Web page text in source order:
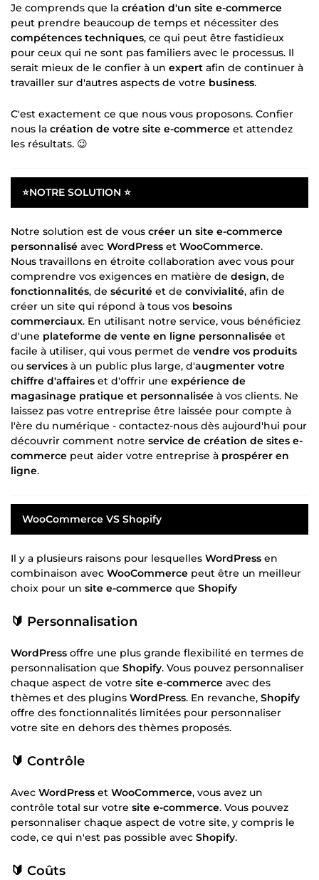
Je comprends que la création d'un site e-commerce
peut prendre beaucoup de temps et nécessiter des
compétences techniques, ce qui peut être fastidieux
pour ceux qui ne sont pas familiers avec le processus. Il
serait mieux de le confier à un expert afin de continuer à
travailler sur d'autres aspects de votre business.
C'est exactement ce que nous vous proposons. Confier
nous la création de votre site e-commerce et attendez
les résultats. 😉
⭐NOTRE SOLUTION ⭐
Notre solution est de vous créer un site e-commerce
personnalisé avec WordPress et WooCommerce.
Nous travaillons en étroite collaboration avec vous pour
comprendre vos exigences en matière de design, de
fonctionnalités, de sécurité et de convivialité, afin de
créer un site qui répond à tous vos besoins
commerciaux. En utilisant notre service, vous bénéficiez
d'une plateforme de vente en ligne personnalisée et
facile à utiliser, qui vous permet de vendre vos produits
ou services à un public plus large, d'augmenter votre
chiffre d'affaires et d'offrir une expérience de
magasinage pratique et personnalisée à vos clients. Ne
laissez pas votre entreprise être laissée pour compte à
l'ère du numérique - contactez-nous dès aujourd'hui pour
découvrir comment notre service de création de sites e-
commerce peut aider votre entreprise à prospérer en
ligne.
WooCommerce VS Shopify
Il y a plusieurs raisons pour lesquelles WordPress en
combinaison avec WooCommerce peut être un meilleur
choix pour un site e-commerce que Shopify
🔰 Personnalisation
WordPress offre une plus grande flexibilité en termes de
personnalisation que Shopify. Vous pouvez personnaliser
chaque aspect de votre site e-commerce avec des
thèmes et des plugins WordPress. En revanche, Shopify
offre des fonctionnalités limitées pour personnaliser
votre site en dehors des thèmes proposés.
🔰 Contrôle
Avec WordPress et WooCommerce, vous avez un
contrôle total sur votre site e-commerce. Vous pouvez
personnaliser chaque aspect de votre site, y compris le
code, ce qui n'est pas possible avec Shopify.
🔰 Coûts